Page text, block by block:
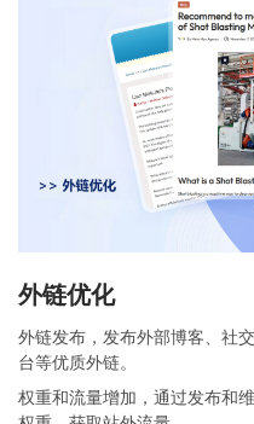
外链优化
外链发布，发布外部博客、社
台等优质外链。
权重和流量增加，通过发布和